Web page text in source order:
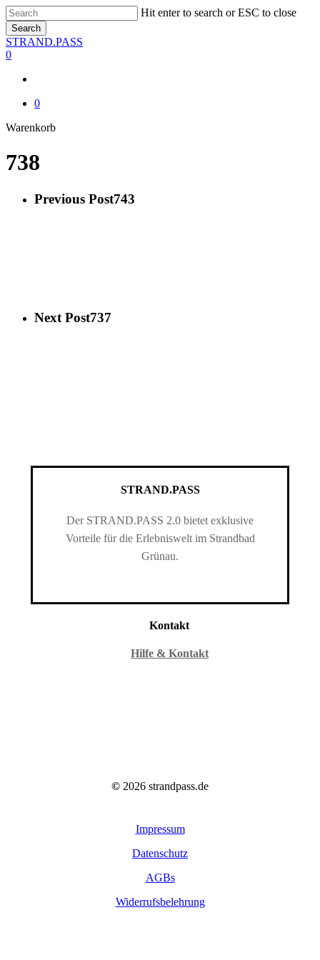
Skip
to
main
content
Hit enter to search or ESC to close
Search
Close
Search
STRAND.PASS
0
0
WarenkorbClose
738
Previous Post743
Next Post737
STRAND.PASS
Der STRAND.PASS 2.0 bietet exklusive
Vorteile für die Erlebniswelt im Strandbad
Grünau.
Kontakt
Hilfe & Kontakt
© 2026 strandpass.de
Impressum
Datenschutz
AGBs
Widerrufsbelehrung